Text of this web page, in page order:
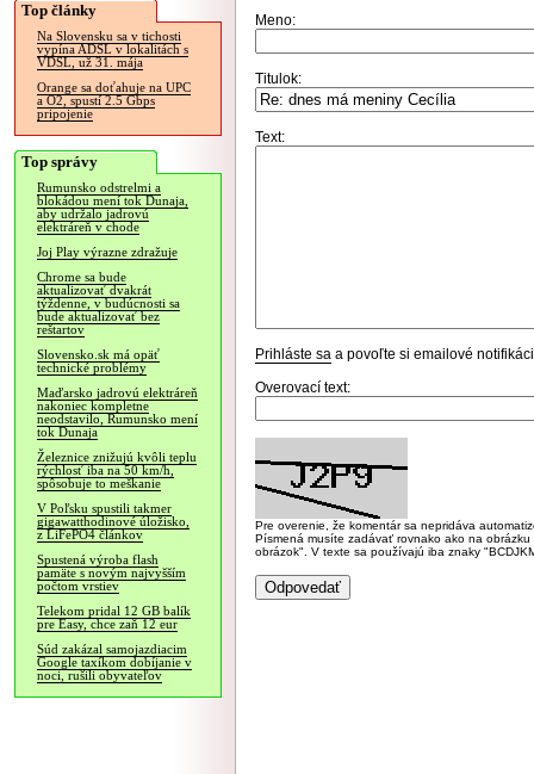
Top články
Na Slovensku sa v tichosti
vypína ADSL v lokalitách s
VDSL, už 31. mája
Orange sa doťahuje na UPC
a O2, spustí 2.5 Gbps
pripojenie
Top správy
Rumunsko odstrelmi a
blokádou mení tok Dunaja,
aby udržalo jadrovú
elektráreň v chode
Joj Play výrazne zdražuje
Chrome sa bude
aktualizovať dvakrát
týždenne, v budúcnosti sa
bude aktualizovať bez
reštartov
Slovensko.sk má opäť
technické problémy
Maďarsko jadrovú elektráreň
nakoniec kompletne
neodstavilo, Rumunsko mení
tok Dunaja
Železnice znižujú kvôli teplu
rýchlosť iba na 50 km/h,
spôsobuje to meškanie
V Poľsku spustili takmer
gigawatthodinové úložisko,
z LiFePO4 článkov
Spustená výroba flash
pamäte s novým najvyšším
počtom vrstiev
Telekom pridal 12 GB balík
pre Easy, chce zaň 12 eur
Súd zakázal samojazdiacim
Google taxíkom dobíjanie v
noci, rušili obyvateľov
Meno:
Titulok:
Text:
Prihláste sa a povoľte si emailové
Overovací text:
Pre overenie, že komentár sa nepridáva
Písmená musíte zadávať rovnako ako na
obrázok". V texte sa používajú iba znaky